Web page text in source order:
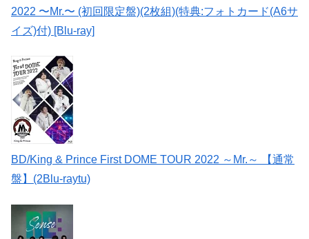
2022 〜Mr.〜 (初回限定盤)(2枚組)(特典:フォトカード(A6サ
イズ)付) [Blu-ray]
BD/King & Prince First DOME TOUR 2022 ～Mr.～ 【通常
盤】(2Blu-raytu)